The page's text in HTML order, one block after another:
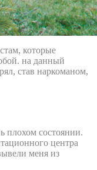
которые
на данный
став наркоманом,
плохом состоянии.
центра
меня из